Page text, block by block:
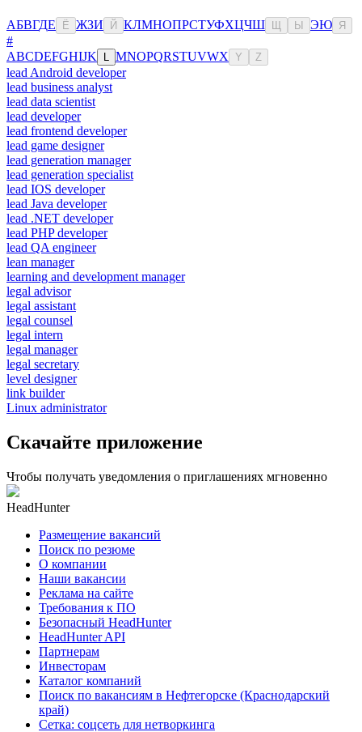
АБВГДЕ Ё ЖЗИ Й КЛМНОПРСТУФХЦЧШ Ы ЭЮ Я
#
ABCDEFGHIJK MNOPQRSTUVWX Y Z
lead Android developer
lead business analyst
lead data scientist
lead developer
lead frontend developer
lead game designer
lead generation manager
lead generation specialist
lead IOS developer
lead Java developer
lead .NET developer
lead PHP developer
lead QA engineer
lean manager
learning and development manager
legal advisor
legal assistant
legal counsel
legal intern
legal manager
legal secretary
level designer
link builder
Linux administrator
Скачайте приложение
Чтобы получать уведомления о приглашениях мгновенно
HeadHunter
Размещение вакансий
Поиск по резюме
О компании
Наши вакансии
Реклама на сайте
Требования к ПО
Безопасный HeadHunter
HeadHunter API
Партнерам
Инвесторам
Каталог компаний
Поиск по вакансиям в Нефтегорске (Краснодарский
край)
Сетка: соцсеть для нетворкинга